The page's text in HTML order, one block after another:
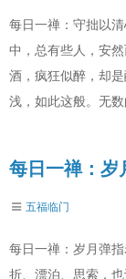
每日一禅：守拙以
中，总有些人，安
酒，疯狂似醉，却
浅，如此这般。无数
每日一禅：岁
五福临门
每日一禅：岁月弹
折、漂泊、思索，